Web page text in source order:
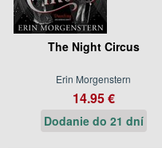
The Night Circus
Erin Morgenstern
14.95 €
Dodanie do 21 dní